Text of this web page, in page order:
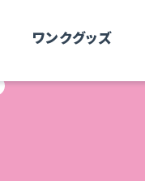
ワンクグッズ